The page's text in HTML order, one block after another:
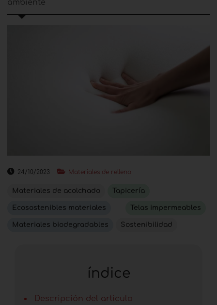
ambiente
24/10/2023 Materiales de relleno
Materiales de acolchado Tapicería
Ecosostenibles materiales Telas impermeables
Materiales biodegradables Sostenibilidad
índice
Descripción del articulo